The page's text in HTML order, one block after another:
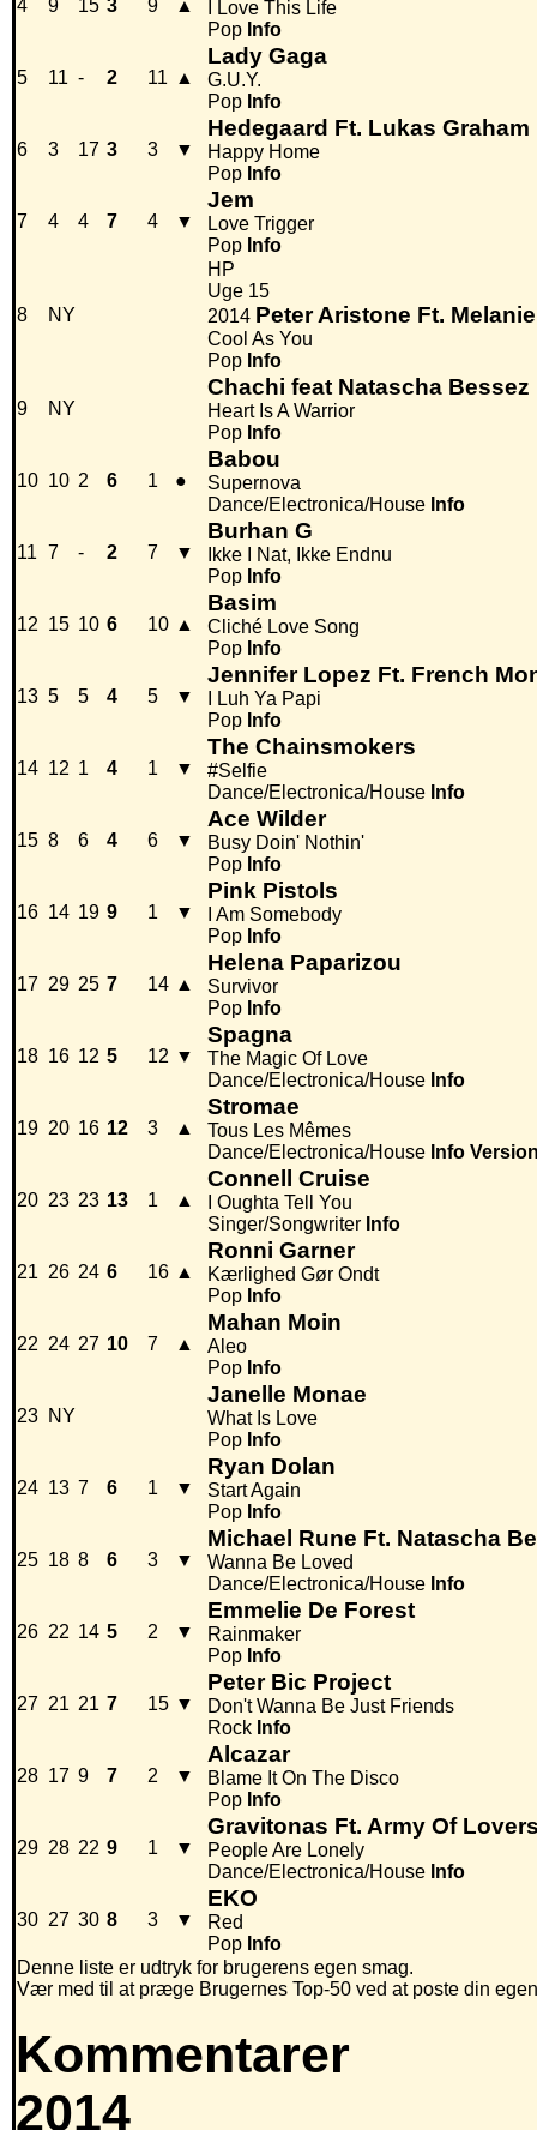
4 9 15 3 9 ▲
I Love This Life
Pop Info
5 11 - 2 11 ▲
Lady Gaga
G.U.Y.
Pop Info
6 3 17 3 3 ▼
Hedegaard Ft. Lukas Graham
Happy Home
Pop Info
7 4 4 7 4 ▼
Jem
Love Trigger
Pop Info
8 NY
HP
Uge 15
2014 Peter Aristone Ft.
Cool As You
Pop Info
9 NY
Chachi feat Natascha Bessez
Heart Is A Warrior
Pop Info
10 10 2 6 1 ●
Babou
Supernova
Dance/Electronica/House Info
11 7 - 2 7 ▼
Burhan G
Ikke I Nat, Ikke Endnu
Pop Info
12 15 10 6 10 ▲
Basim
Cliché Love Song
Pop Info
13 5 5 4 5 ▼
Jennifer Lopez Ft. French
I Luh Ya Papi
Pop Info
14 12 1 4 1 ▼
The Chainsmokers
#Selfie
Dance/Electronica/House Info
15 8 6 4 6 ▼
Ace Wilder
Busy Doin' Nothin'
Pop Info
16 14 19 9 1 ▼
Pink Pistols
I Am Somebody
Pop Info
17 29 25 7 14 ▲
Helena Paparizou
Survivor
Pop Info
18 16 12 5 12 ▼
Spagna
The Magic Of Love
Dance/Electronica/House Info
19 20 16 12 3 ▲
Stromae
Tous Les Mêmes
Dance/Electronica/House Info
20 23 23 13 1 ▲
Connell Cruise
I Oughta Tell You
Singer/Songwriter Info
21 26 24 6 16 ▲
Ronni Garner
Kærlighed Gør Ondt
Pop Info
22 24 27 10 7 ▲
Mahan Moin
Aleo
Pop Info
23 NY
Janelle Monae
What Is Love
Pop Info
24 13 7 6 1 ▼
Ryan Dolan
Start Again
Pop Info
25 18 8 6 3 ▼
Michael Rune Ft. Natascha
Wanna Be Loved
Dance/Electronica/House Info
26 22 14 5 2 ▼
Emmelie De Forest
Rainmaker
Pop Info
27 21 21 7 15 ▼
Peter Bic Project
Don't Wanna Be Just Friends
Rock Info
28 17 9 7 2 ▼
Alcazar
Blame It On The Disco
Pop Info
29 28 22 9 1 ▼
Gravitonas Ft. Army Of
People Are Lonely
Dance/Electronica/House Info
30 27 30 8 3 ▼
EKO
Red
Pop Info
Denne liste er udtryk for brugerens egen smag.
Vær med til at præge Brugernes Top-50 ved at poste din
Kommentarer
2014